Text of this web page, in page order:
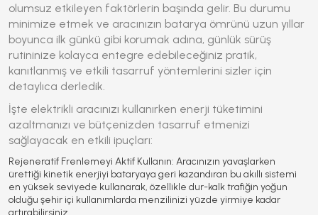
olumsuz etkileyen faktörlerin başında gelir. Bu durumu
minimize etmek ve aracınızın batarya ömrünü uzun yıllar
boyunca ilk günkü gibi korumak adına, günlük sürüş
rutininize kolayca entegre edebileceğiniz pratik,
kanıtlanmış ve etkili tasarruf yöntemlerini sizler için
detaylıca derledik.
İşte elektrikli aracınızı kullanırken enerji tüketimini
azaltmanızı ve bütçenizden tasarruf etmenizi
sağlayacak en etkili ipuçları:
Rejeneratif Frenlemeyi Aktif Kullanın: Aracınızın yavaşlarken
ürettiği kinetik enerjiyi bataryaya geri kazandıran bu akıllı sistemi
en yüksek seviyede kullanarak, özellikle dur-kalk trafiğin yoğun
olduğu şehir içi kullanımlarda menzilinizi yüzde yirmiye kadar
artırabilirsiniz.